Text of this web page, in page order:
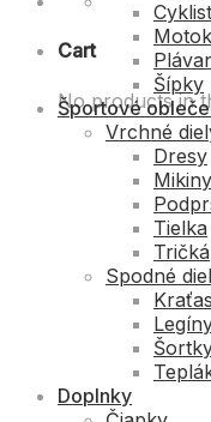
Cart
No products in
Šípky
Športové
Vrchné
Dresy
Mikiny
Tielka
Tričká
Spodné
Doplnky